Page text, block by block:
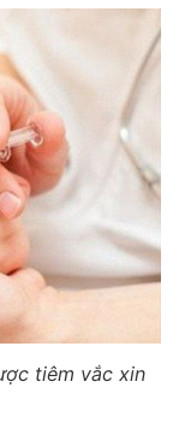
tiêm vắc xin